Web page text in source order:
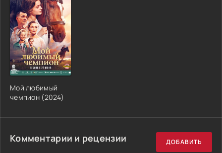
Мой любимый
чемпион (2024)
Комментарии и рецензии ДОБАВИТЬ